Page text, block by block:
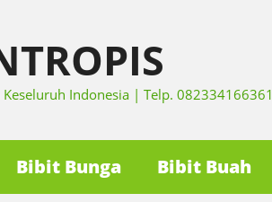
Indonesia | Telp. 082334166361
Bibit Bunga Bibit Buah